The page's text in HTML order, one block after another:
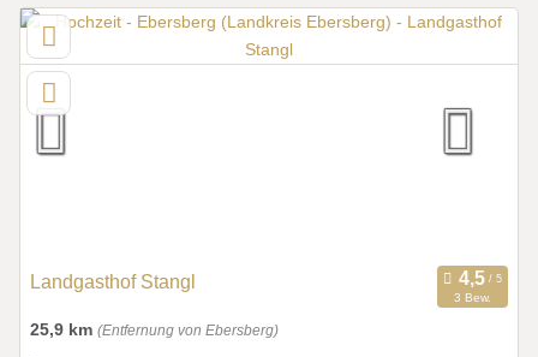
Landgasthof Stangl
3 Bew.
25,9 km (Entfernung von Ebersberg)